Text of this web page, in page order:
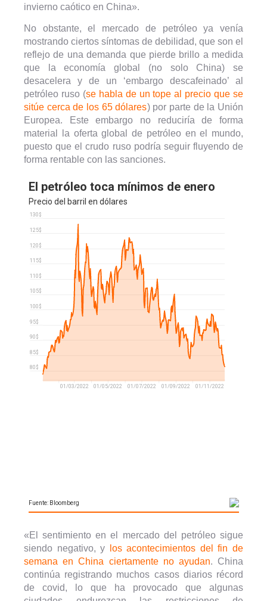
invierno caótico en China».
No obstante, el mercado de petróleo ya venía
mostrando ciertos síntomas de debilidad, que son el
reflejo de una demanda que pierde brillo a medida
que la economía global (no solo China) se
desacelera y de un ‘embargo descafeinado’ al
petróleo ruso (se habla de un tope al precio que se
sitúe cerca de los 65 dólares) por parte de la Unión
Europea. Este embargo no reduciría de forma
material la oferta global de petróleo en el mundo,
puesto que el crudo ruso podría seguir fluyendo de
forma rentable con las sanciones.
«El sentimiento en el mercado del petróleo sigue
siendo negativo, y
los acontecimientos del fin de
semana en China ciertamente no ayudan. China
continúa registrando muchos casos diarios récord
de covid, lo que ha provocado que algunas